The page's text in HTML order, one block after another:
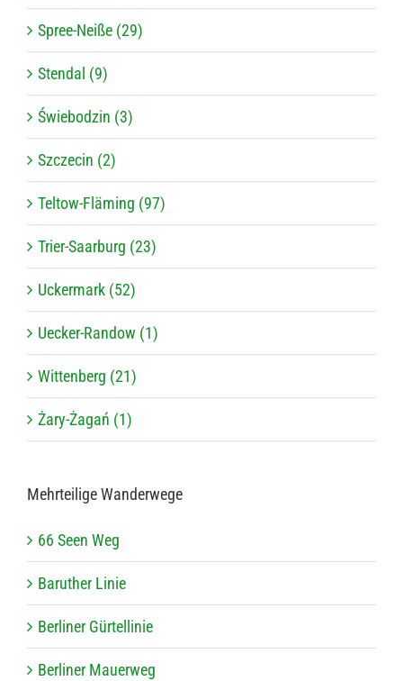
Spree-Neiße (29)
Stendal (9)
Świebodzin (3)
Szczecin (2)
Teltow-Fläming (97)
Trier-Saarburg (23)
Uckermark (52)
Uecker-Randow (1)
Wittenberg (21)
Żary-Żagań (1)
Mehr­tei­lige Wanderwege
66 Seen Weg
Baru­ther Linie
Ber­li­ner Gürtellinie
Ber­li­ner Mauerweg